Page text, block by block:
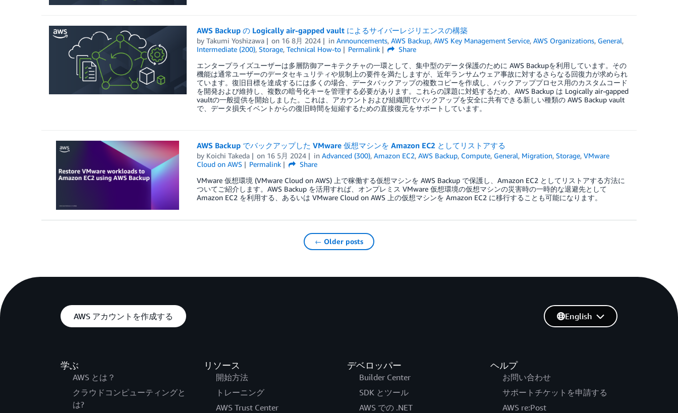
AWS Backup の Logically air-gapped vault によるサイバーレジリエンスの構築
by Takumi Yoshizawa on 16 8月 2024 inAnnouncements,AWS Backup,AWS Key Management Service,AWS Organizations, General,
Intermediate (200), Storage, Technical How-to Permalink
Share
エンタープライズユーザーは多層防御アーキテクチャの一環として、集中型のデータ保護のために AWS Backupを利用しています。その
機能は通常ユーザーのデータセキュリティや規制上の要件を満たしますが、近年ランサムウェア事故に対するさらなる回復力が求められ
ています。復旧目標を達成するには多くの場合、データバックアップの複数コピーを作成し、バックアッププロセス用のカスタムコード
を開発および維持し、複数の暗号化キーを管理する必要があります。これらの課題に対処するため、AWS Backup は Logically air-gapped
vaultの一般提供を開始しました。これは、アカウントおよび組織間でバックアップを安全に共有できる新しい種類の AWS Backup vault
で、データ損失イベントからの復旧時間を短縮するための直接復元をサポートしています。
AWS Backup でバックアップした VMware 仮想マシンを Amazon EC2 としてリストアする
by Koichi Takeda on 16 5月 2024 inAdvanced (300),Amazon EC2,AWS Backup, Compute, General, Migration,Storage,VMware
Cloud on AWS
Permalink
Share
VMware 仮想環境 (VMware Cloud on AWS) 上で稼働する仮想マシンを AWS Backup で保護し、Amazon EC2 としてリストアする方法に
ついてご紹介します。AWS Backup を活用すれば、オンプレミス VMware 仮想環境の仮想マシンの災害時の一時的な退避先として
Amazon EC2 を利用する、あるいは VMware Cloud on AWS 上の仮想マシンを Amazon EC2 に移行することも可能になります。
← Older posts
AWS アカウントを作成する
学ぶ
AWS とは？
クラウドコンピューティングと
は?
リソース
開始方法
トレーニング
AWS Trust Center
デベロッパー
Builder Center
SDK とツール
AWS での .NET
ヘルプ
お問い合わせ
サポートチケットを申請する
AWS re:Post
English